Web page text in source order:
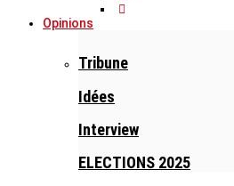
Opinions
Tribune
Idées
Interview
ELECTIONS 2025